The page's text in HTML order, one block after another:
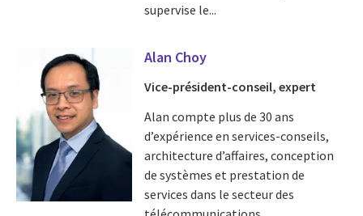
supervise le...
Alan Choy
Vice-président-conseil, expert
Alan compte plus de 30 ans
d’expérience en services-conseils,
architecture d’affaires, conception
de systèmes et prestation de
services dans le secteur des